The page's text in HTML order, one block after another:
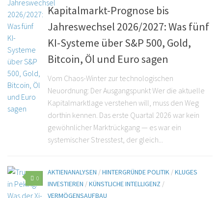
Kapitalmarkt-Prognose bis
Jahreswechsel 2026/2027: Was fünf
KI-Systeme über S&P 500, Gold,
Bitcoin, Öl und Euro sagen
Vom Chaos-Winter zur technologischen
Neuordnung: Der Ausgangspunkt Wer die aktuelle
Kapitalmarktlage verstehen will, muss den Weg
dorthin kennen. Das erste Quartal 2026 war kein
gewöhnlicher Marktrückgang — es war ein
systemischer Stresstest, der gleich...
0
AKTIENANALYSEN /HINTERGRÜNDE POLITIK /KLUGES
INVESTIEREN /KÜNSTLICHE INTELLIGENZ /
VERMÖGENSAUFBAU